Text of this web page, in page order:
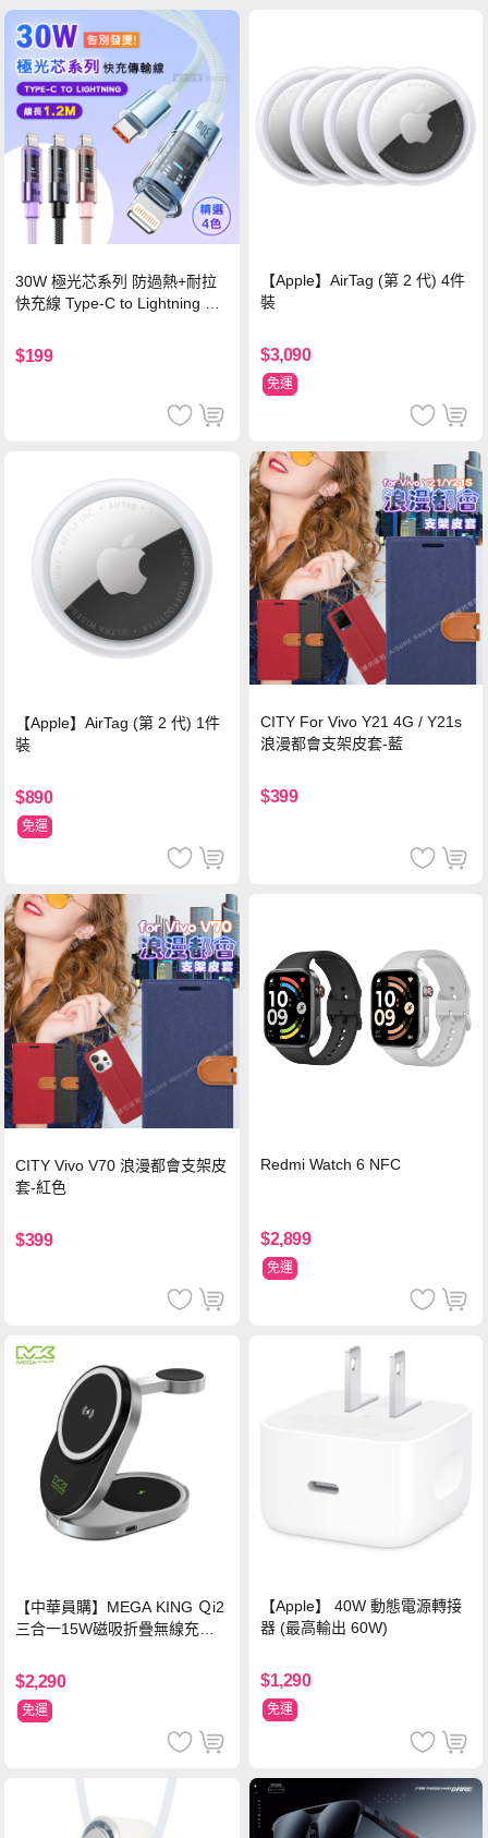
30W 極光芯系列 防過熱+耐拉
快充線 Type-C to Lightning 傳
$199
【Apple】AirTag (第 2 代) 4件
裝
$3,090
免運
【Apple】AirTag (第 2 代) 1件
裝
$890
免運
CITY For Vivo Y21 4G / Y21s
浪漫都會支架皮套-藍
$399
CITY Vivo V70 浪漫都會支架皮
套-紅色
$399
Redmi Watch 6 NFC
$2,899
免運
【中華員購】MEGA KING Ｑi2
三合一15W磁吸折疊無線充電
$2,290
免運
【Apple】 40W 動態電源轉接
器 (最高輸出 60W)
$1,290
免運